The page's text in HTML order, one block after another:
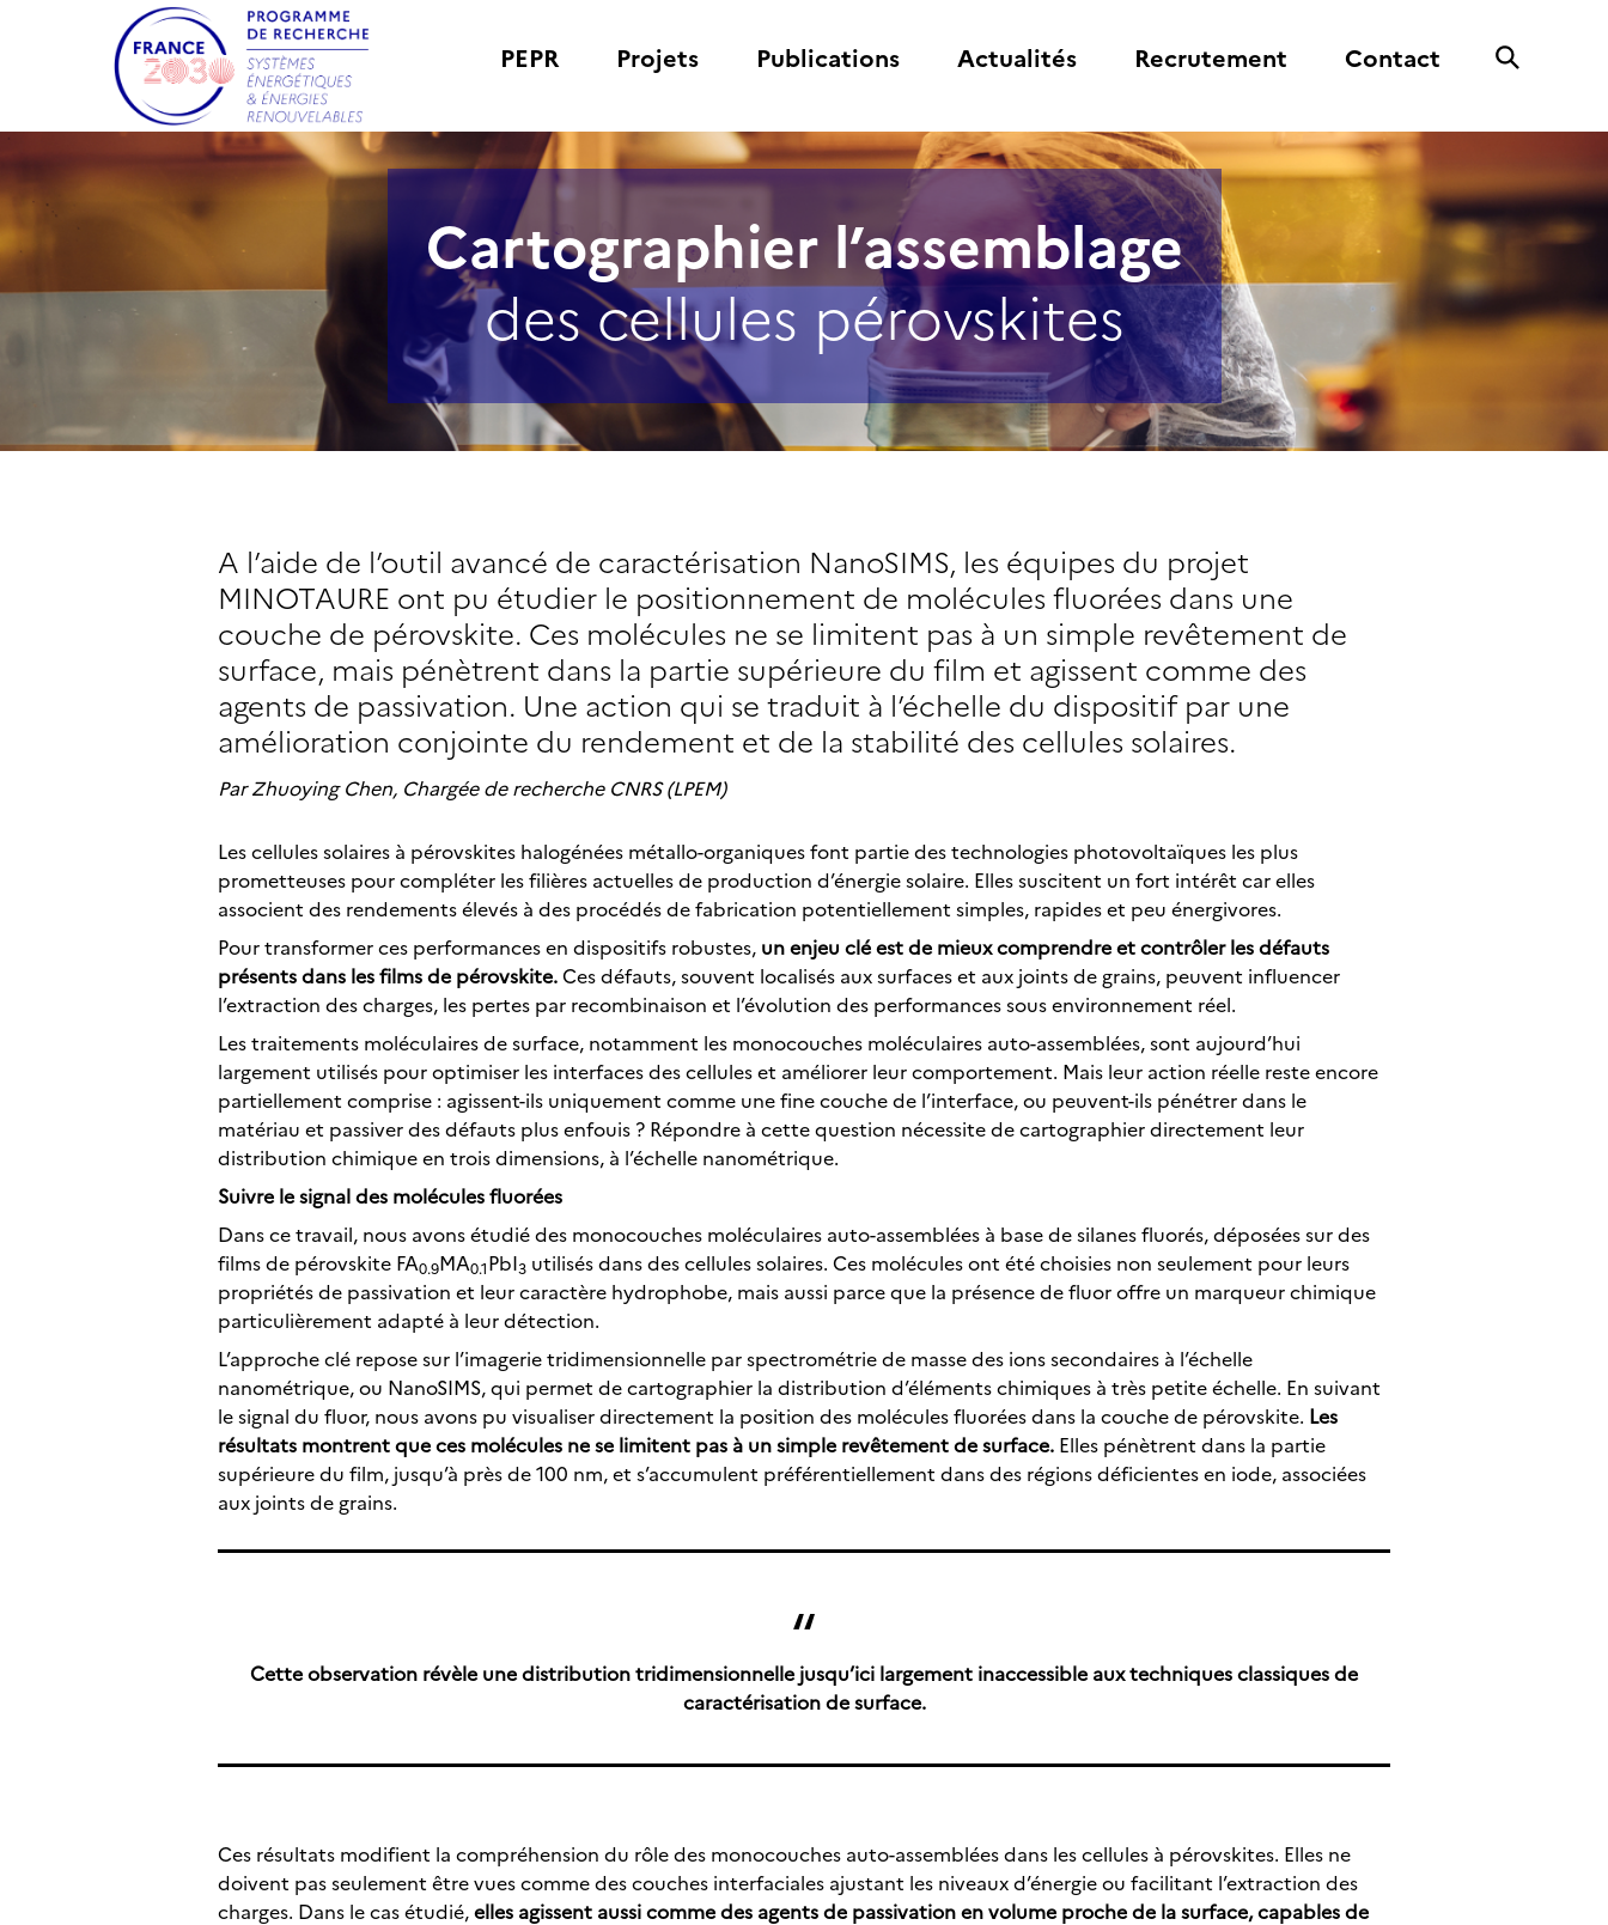
PEPR Projets Publications Actualités Recrutement Contact
Cartographier l’assemblage
des cellules pérovskites
A l’aide de l’outil avancé de caractérisation NanoSIMS, les équipes du projet
MINOTAURE ont pu étudier le positionnement de molécules fluorées dans une
couche de pérovskite. Ces molécules ne se limitent pas à un simple revêtement de
surface, mais pénètrent dans la partie supérieure du film et agissent comme des
agents de passivation. Une action qui se traduit à l’échelle du dispositif par une
amélioration conjointe du rendement et de la stabilité des cellules solaires.
Par Zhuoying Chen, Chargée de recherche CNRS (LPEM)
Les cellules solaires à pérovskites halogénées métallo-organiques font partie des technologies photovoltaïques les plus
prometteuses pour compléter les filières actuelles de production d’énergie solaire. Elles suscitent un fort intérêt car elles
associent des rendements élevés à des procédés de fabrication potentiellement simples, rapides et peu énergivores.
Pour transformer ces performances en dispositifs robustes, un enjeu clé est de mieux comprendre et contrôler les défauts
présents dans les films de pérovskite.Ces défauts, souvent localisés aux surfaces et aux joints de grains, peuvent influencer
l’extraction des charges, les pertes par recombinaison et l’évolution des performances sous environnement réel.
Les traitements moléculaires de surface, notamment les monocouches moléculaires auto-assemblées, sont aujourd’hui
largement utilisés pour optimiser les interfaces des cellules et améliorer leur comportement. Mais leur action réelle reste encore
partiellement comprise : agissent-ils uniquement comme une fine couche de l’interface, ou peuvent-ils pénétrer dans le
matériau et passiver des défauts plus enfouis ? Répondre à cette question nécessite de cartographier directement leur
distribution chimique en trois dimensions, à l’échelle nanométrique.
Suivre le signal des molécules fluorées
Dans ce travail, nous avons étudié des monocouches moléculaires auto-assemblées à base de silanes fluorés, déposées sur des
films de pérovskite FA0.9MA0.1PbI3 utilisés dans des cellules solaires. Ces molécules ont été choisies non seulement pour leurs
propriétés de passivation et leur caractère hydrophobe, mais aussi parce que la présence de fluor offre un marqueur chimique
particulièrement adapté à leur détection.
L’approche clé repose sur l’imagerie tridimensionnelle par spectrométrie de masse des ions secondaires à l’échelle
nanométrique, ou NanoSIMS, qui permet de cartographier la distribution d’éléments chimiques à très petite échelle. En suivant
le signal du fluor, nous avons pu visualiser directement la position des molécules fluorées dans la couche de pérovskite. Les
résultats montrent que ces molécules ne se limitent pas à un simple revêtement de surface. Elles pénètrent dans la partie
supérieure du film, jusqu’à près de 100 nm, et s’accumulent préférentiellement dans des régions déficientes en iode, associées
aux joints de grains.
Cette observation révèle une distribution tridimensionnelle jusqu’ici largement inaccessible aux techniques classiques de
caractérisation de surface.
Ces résultats modifient la compréhension du rôle des monocouches auto-assemblées dans les cellules à pérovskites. Elles ne
doivent pas seulement être vues comme des couches interfaciales ajustant les niveaux d’énergie ou facilitant l’extraction des
charges. Dans le cas étudié,elles agissent aussi comme des agents de passivation en volume proche de la surface, capables de